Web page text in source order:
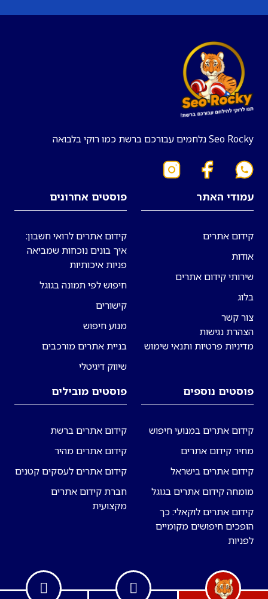
Seo Rocky נלחמים עבורכם ברשת כמו רוקי בלבואה
עמודי האתר
קידום אתרים
אודות
שירותי קידום אתרים
בלוג
צור קשר
הצהרת נגישות
מדיניות פרטיות ותנאי שימוש
פוסטים אחרונים
קידום אתרים לרואי חשבון:
איך בונים נוכחות שמביאה
פניות איכותיות
חיפוש לפי תמונה בגוגל
קישורים
מנוע חיפוש
בניית אתרים מורכבים
שיווק דיגיטלי
פוסטים נוספים
קידום אתרים במנועי חיפוש
מחיר קידום אתרים
קידום אתרים בישראל
מומחה קידום אתרים בגוגל
קידום אתרים לוקאלי: כך
הופכים חיפושים מקומיים
לפניות
פוסטים מובילים
קידום אתרים ברשת
קידום אתרים מהיר
קידום אתרים לעסקים קטנים
חברת קידום אתרים
מקצועית